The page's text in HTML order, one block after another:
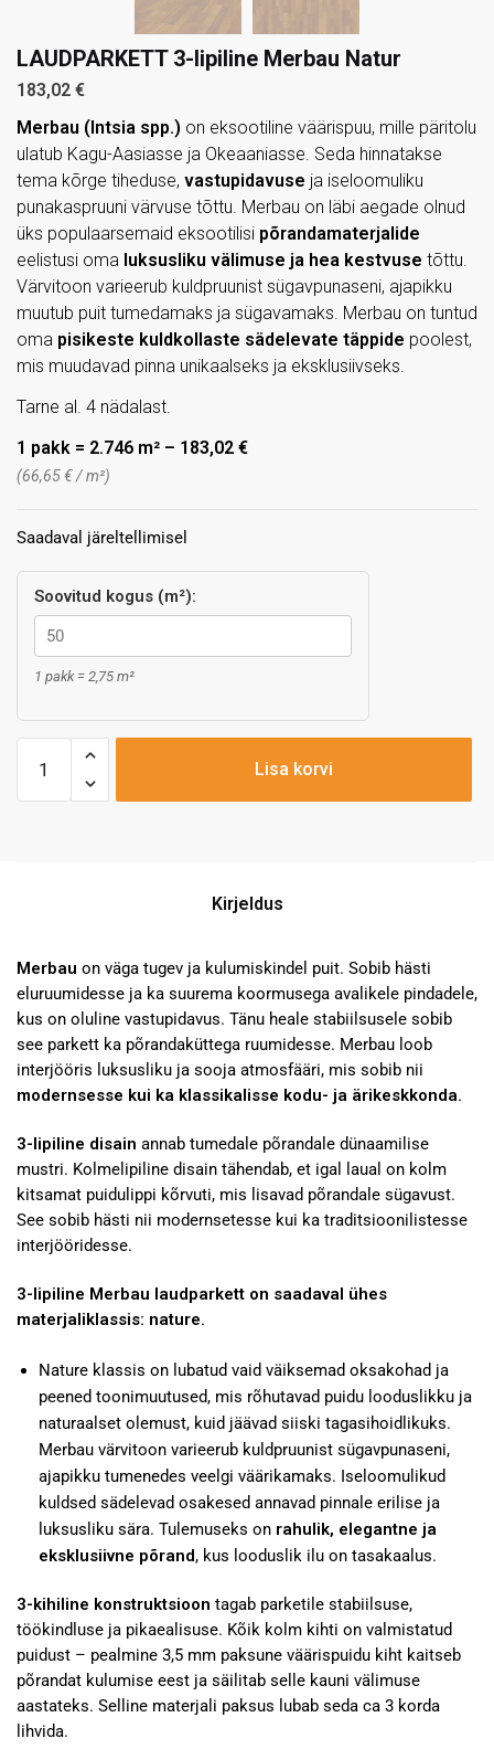
LAUDPARKETT 3-lipiline Merbau Natur
183,02 €
Merbau (Intsia spp.) on eksootiline väärispuu, mille päritolu
ulatub Kagu-Aasiasse ja Okeaaniasse. Seda hinnatakse
tema kõrge tiheduse, vastupidavuse ja iseloomuliku
punakaspruuni värvuse tõttu. Merbau on läbi aegade olnud
üks populaarsemaid eksootilisi põrandamaterjalide
eelistusi oma luksusliku välimuse ja hea kestvuse tõttu.
Värvitoon varieerub kuldpruunist sügavpunaseni, ajapikku
muutub puit tumedamaks ja sügavamaks. Merbau on tuntud
oma pisikeste kuldkollaste sädelevate täppide poolest,
mis muudavad pinna unikaalseks ja eksklusiivseks.
Tarne al. 4 nädalast.
1 pakk = 2.746 m² – 183,02 €
(66,65€/ m²)
Saadaval järeltellimisel
Soovitud kogus (m²):
1 pakk = 2,75 m²
Lisa korvi
Kirjeldus
Merbau on väga tugev ja kulumiskindel puit. Sobib hästi
eluruumidesse ja ka suurema koormusega avalikele pindadele,
kus on oluline vastupidavus. Tänu heale stabiilsusele sobib
see parkett ka põrandaküttega ruumidesse. Merbau loob
interjööris luksusliku ja sooja atmosfääri, mis sobib nii
modernsesse kui ka klassikalisse kodu- ja ärikeskkonda.
3-lipiline disain annab tumedale põrandale dünaamilise
mustri. Kolmelipiline disain tähendab, et igal laual on kolm
kitsamat puidulippi kõrvuti, mis lisavad põrandale sügavust.
See sobib hästi nii modernsetesse kui ka traditsioonilistesse
interjööridesse.
3-lipiline Merbau laudparkett on saadaval ühes
materjaliklassis: nature.
Nature klassis on lubatud vaid väiksemad oksakohad ja
peened toonimuutused, mis rõhutavad puidu looduslikku ja
naturaalset olemust, kuid jäävad siiski tagasihoidlikuks.
Merbau värvitoon varieerub kuldpruunist sügavpunaseni,
ajapikku tumenedes veelgi väärikamaks. Iseloomulikud
kuldsed sädelevad osakesed annavad pinnale erilise ja
luksusliku sära. Tulemuseks on rahulik, elegantne ja
eksklusiivne põrand, kus looduslik ilu on tasakaalus.
3-kihiline konstruktsioon tagab parketile stabiilsuse,
töökindluse ja pikaealisuse. Kõik kolm kihti on valmistatud
puidust – pealmine 3,5 mm paksune väärispuidu kiht kaitseb
põrandat kulumise eest ja säilitab selle kauni välimuse
aastateks. Selline materjali paksus lubab seda ca 3 korda
lihvida.